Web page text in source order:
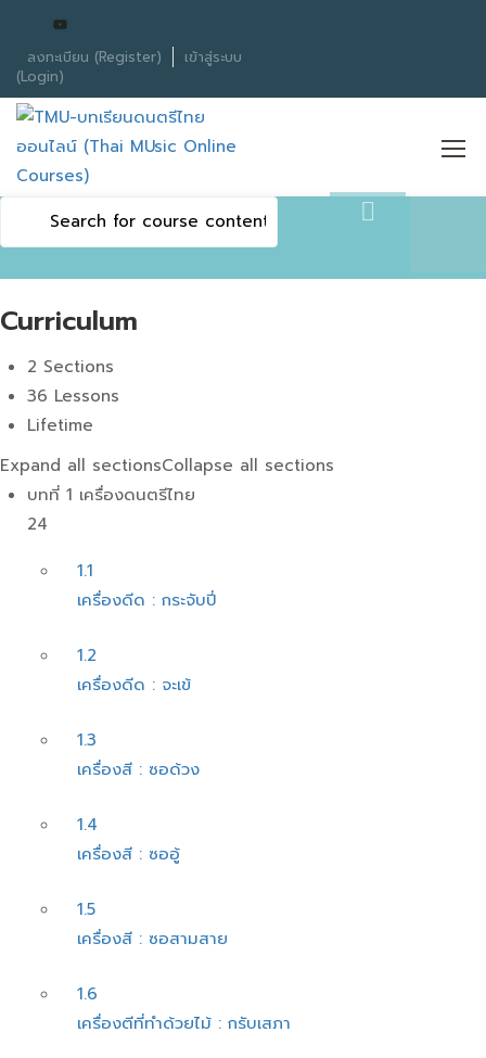
ลงทะเบียน (Register)
เข้าสู่ระบบ
(Login)
Curriculum
2 Sections
36 Lessons
Lifetime
Expand all sectionsCollapse all sections
บทที่ 1 เครื่องดนตรีไทย
24
1.1
เครื่องดีด : กระจับปี่
1.2
เครื่องดีด : จะเข้
1.3
เครื่องสี : ซอด้วง
1.4
เครื่องสี : ซออู้
1.5
เครื่องสี : ซอสามสาย
1.6
เครื่องตีที่ทําด้วยไม้ : กรับเสภา